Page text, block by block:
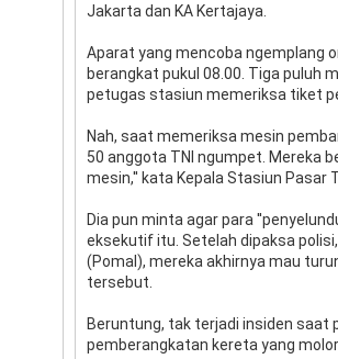
Jakarta dan KA Kertajaya.
Aparat yang mencoba ngemplang
berangkat pukul 08.00. Tiga puluh
petugas stasiun memeriksa tiket
Nah, saat memeriksa mesin
50 anggota TNI ngumpet. Mereka
mesin,'' kata Kepala Stasiun Pasar
Dia pun minta agar para
eksekutif itu. Setelah dipaksa
(Pomal), mereka akhirnya mau
tersebut.
Beruntung, tak terjadi insiden saat
pemberangkatan kereta yang